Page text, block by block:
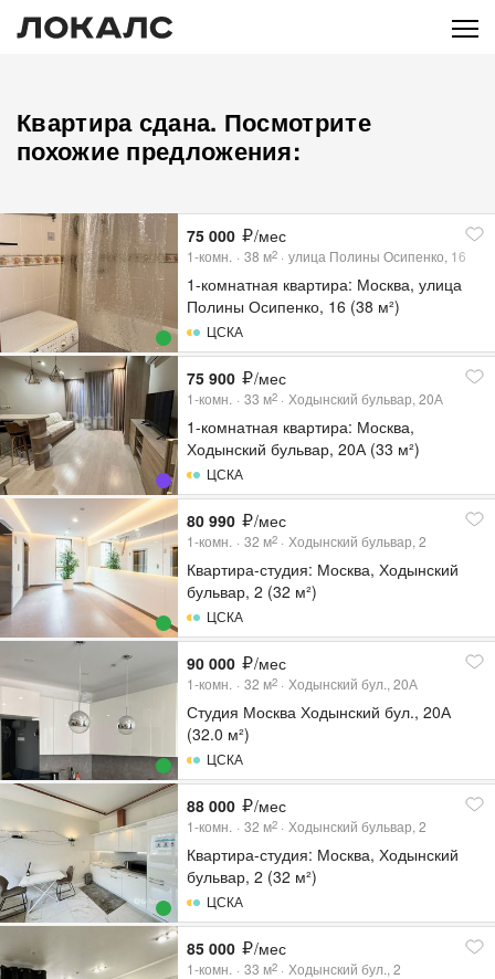
Квартира сдана. Посмотрите
похожие предложения:
75 000 /мес
1-комн. 38 м2 улица Полины Осипенко, 16
1-комнатная квартира: Москва, улица
Полины Осипенко, 16 (38 м²)
ЦСКА
75 900 /мес
1-комн. 33 м2 Ходынский бульвар, 20А
1-комнатная квартира: Москва,
Ходынский бульвар, 20А (33 м²)
ЦСКА
80 990 /мес
1-комн. 32 м2 Ходынский бульвар, 2
Квартира-студия: Москва, Ходынский
бульвар, 2 (32 м²)
ЦСКА
90 000 /мес
1-комн. 32 м2 Ходынский бул., 20А
Студия Москва Ходынский бул., 20А
(32.0 м²)
ЦСКА
88 000 /мес
1-комн. 32 м2 Ходынский бульвар, 2
Квартира-студия: Москва, Ходынский
бульвар, 2 (32 м²)
ЦСКА
85 000 /мес
1-комн. 33 м2 Ходынский бул., 2